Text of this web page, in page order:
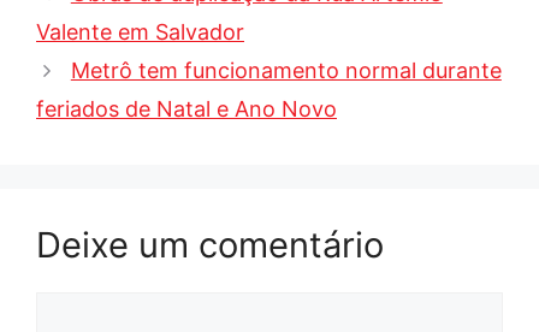
Valente em Salvador
Metrô tem funcionamento normal durante
feriados de Natal e Ano Novo
Deixe um comentário